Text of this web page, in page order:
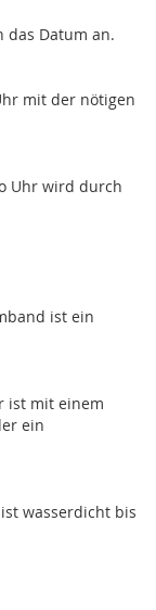
das Datum an.
mit der nötigen
Uhr wird durch
ist ein
ist mit einem
ein
ist wasserdicht bis